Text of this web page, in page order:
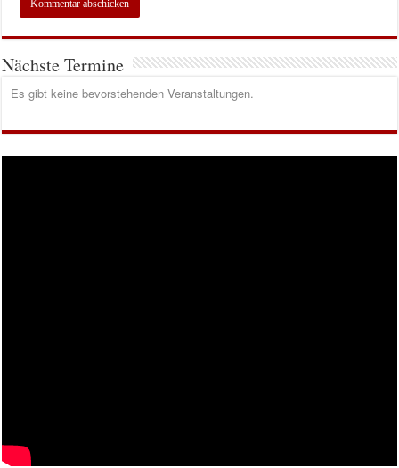
Nächste Termine
Es gibt keine bevorstehenden Veranstaltungen.